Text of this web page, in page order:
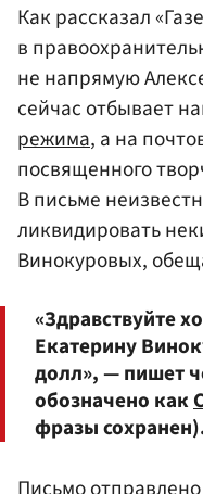
Как рассказал
в
не напрямую
сейчас отбывает
режима, а на
посвященного
В письме
ликвидировать
Винокуровых,
«Здравствуйте
Екатерину
долл», — пишет
обозначено как
фразы